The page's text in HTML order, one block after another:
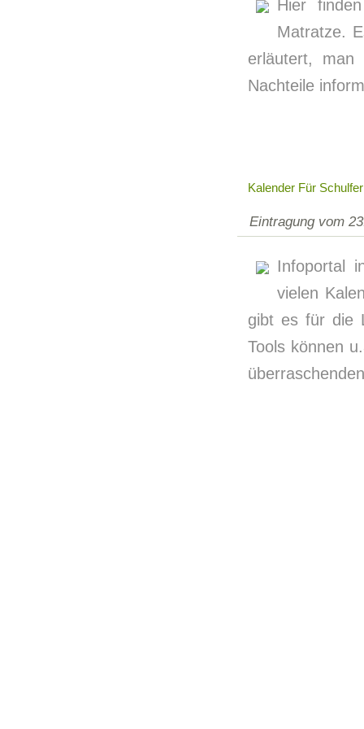
Hier
Matratze.
erläutert,
Nachteile
Kalender Für
Eintragung vom
Infoportal
vielen
gibt es für die
Tools können